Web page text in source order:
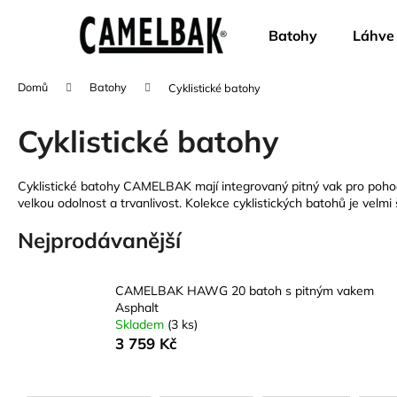
Batohy Láhve
Domů Batohy Cyklistické batohy
Cyklistické batohy
Cyklistické batohy CAMELBAK mají integrovaný pitný vak pro
velkou odolnost a trvanlivost. Kolekce cyklistických batohů je
Nejprodávanější
CAMELBAK HAWG 20 batoh s pitným vakem
Asphalt
Skladem (3 ks)
3 759 Kč
Zpět
Zpět